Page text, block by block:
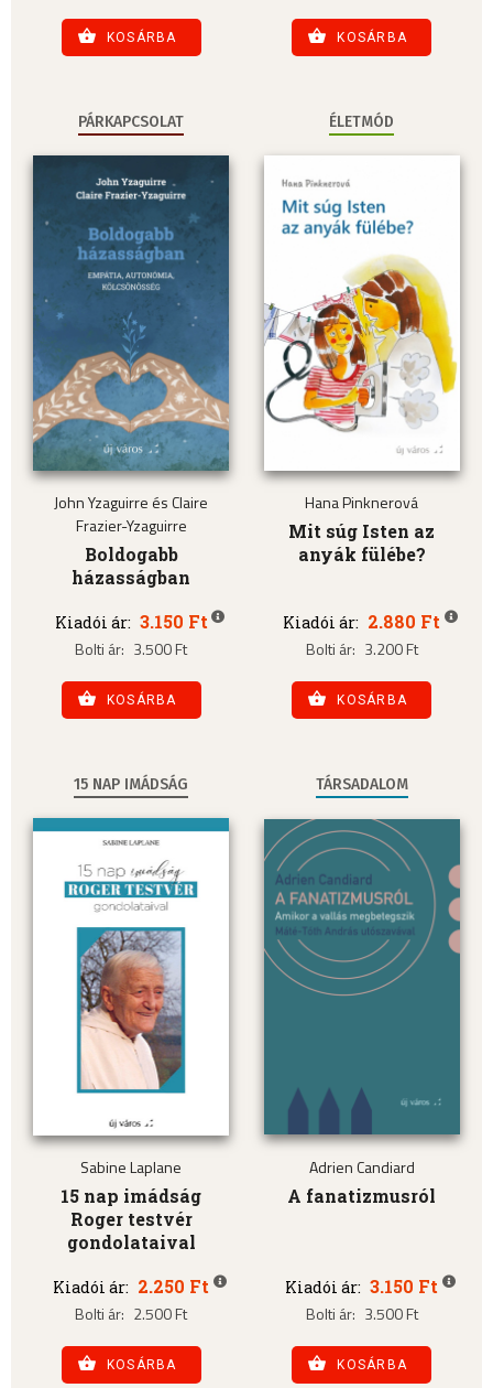
KOSÁRBA KOSÁRBA
PÁRKAPCSOLAT
John Yzaguirre és Claire
Frazier-Yzaguirre
Boldogabb
házasságban
Kiadói ár: 3.150 Ft
Bolti ár: 3.500 Ft
KOSÁRBA
ÉLETMÓD
Hana Pinknerová
Mit súg Isten az
anyák fülébe?
Kiadói ár: 2.880 Ft
Bolti ár: 3.200 Ft
KOSÁRBA
15 NAP IMÁDSÁG
Sabine Laplane
15 nap imádság
Roger testvér
gondolataival
Kiadói ár: 2.250 Ft
Bolti ár: 2.500 Ft
KOSÁRBA
TÁRSADALOM
Adrien Candiard
A fanatizmusról
Kiadói ár: 3.150 Ft
Bolti ár: 3.500 Ft
KOSÁRBA